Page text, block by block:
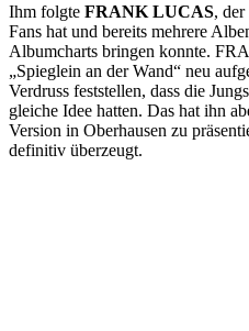
Ihm folgte FRANK LUCAS,
Fans hat und bereits mehrere
Albumcharts bringen konnte.
„Spieglein an der Wand“ neu
Verdruss feststellen, dass die
gleiche Idee hatten. Das hat ihn
Version in Oberhausen zu
definitiv überzeugt.